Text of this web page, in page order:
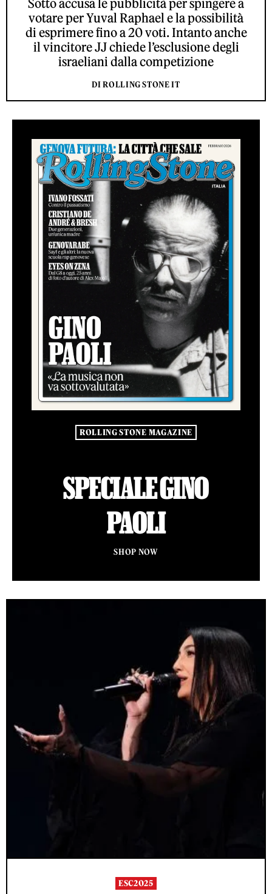
Sotto accusa le pubblicità per spingere a
votare per Yuval Raphael e la possibilità
di esprimere fino a 20 voti. Intanto anche
il vincitore JJ chiede l’esclusione degli
israeliani dalla competizione
DI ROLLING STONE IT
ROLLING STONE MAGAZINE
SPECIALE GINO
PAOLI
SHOP NOW
ESC2025